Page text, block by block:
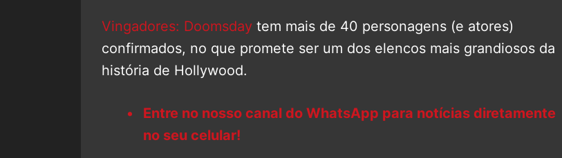
Vingadores: Doomsday tem mais de 40 personagens (e atores)
confirmados, no que promete ser um dos elencos mais grandiosos da
história de Hollywood.
Entre no nosso canal do WhatsApp para notícias diretamente
no seu celular!